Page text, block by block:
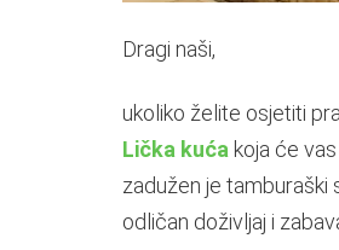
Dragi naši,
ukoliko želite osjetiti
Lička kuća koja će
zadužen je tamburaški
odličan doživljaj i